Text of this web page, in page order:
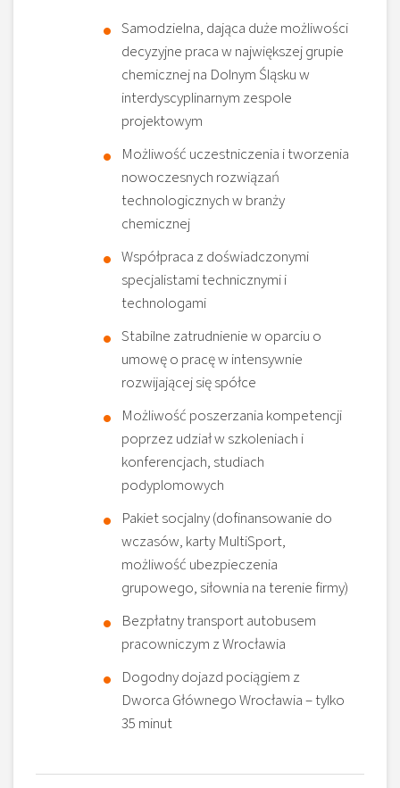
Samodzielna, dająca duże możliwości
decyzyjne praca w największej grupie
chemicznej na Dolnym Śląsku w
interdyscyplinarnym zespole
projektowym
Możliwość uczestniczenia i tworzenia
nowoczesnych rozwiązań
technologicznych w branży
chemicznej
Współpraca z doświadczonymi
specjalistami technicznymi i
technologami
Stabilne zatrudnienie w oparciu o
umowę o pracę w intensywnie
rozwijającej się spółce
Możliwość poszerzania kompetencji
poprzez udział w szkoleniach i
konferencjach, studiach
podyplomowych
Pakiet socjalny (dofinansowanie do
wczasów, karty MultiSport,
możliwość ubezpieczenia
grupowego, siłownia na terenie firmy)
Bezpłatny transport autobusem
pracowniczym z Wrocławia
Dogodny dojazd pociągiem z
Dworca Głównego Wrocławia – tylko
35 minut